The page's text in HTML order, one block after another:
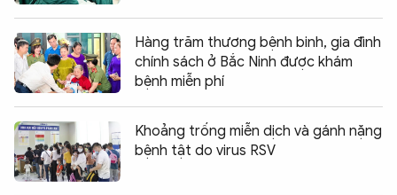
Hàng trăm thương bệnh binh, gia đình
chính sách ở Bắc Ninh được khám
bệnh miễn phí
Khoảng trống miễn dịch và gánh nặng
bệnh tật do virus RSV